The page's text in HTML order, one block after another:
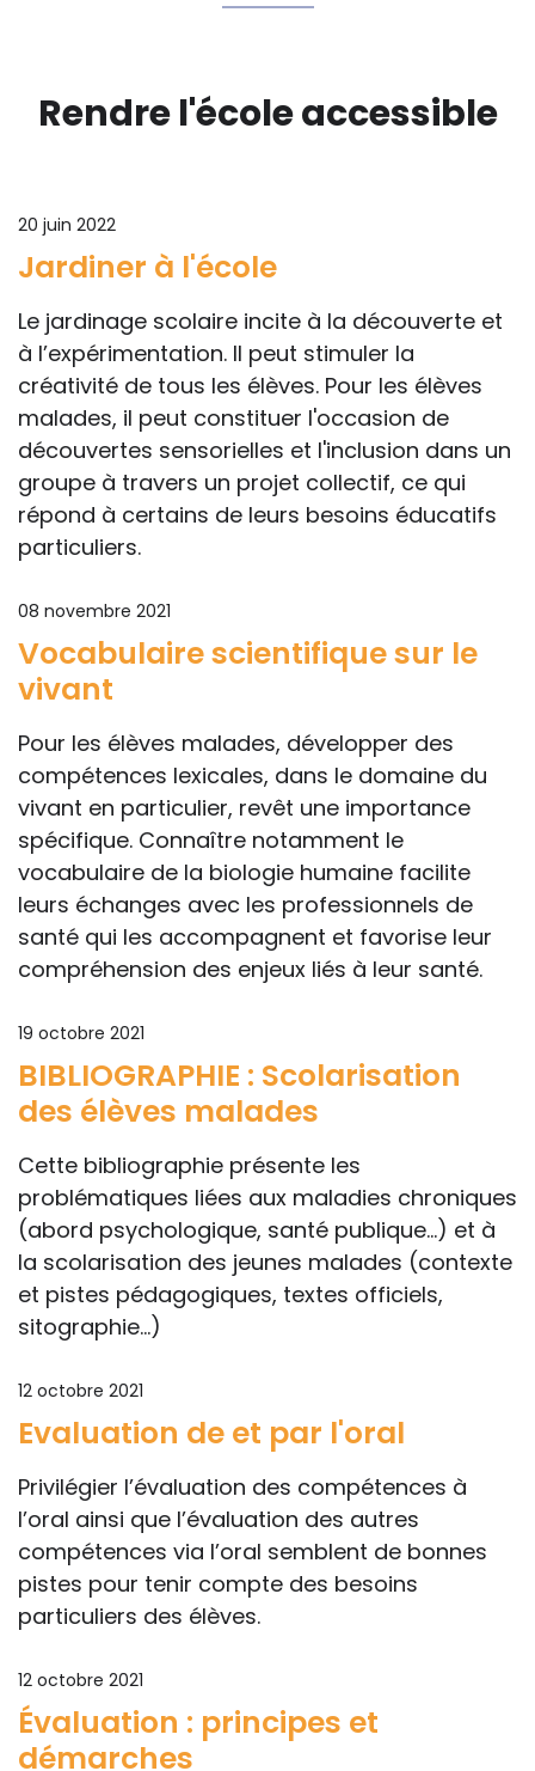
Rendre l'école accessible
20 juin 2022
Jardiner à l'école
Le jardinage scolaire incite à la découverte et
à l’expérimentation. Il peut stimuler la
créativité de tous les élèves. Pour les élèves
malades, il peut constituer l'occasion de
découvertes sensorielles et l'inclusion dans un
groupe à travers un projet collectif, ce qui
répond à certains de leurs besoins éducatifs
particuliers.
08 novembre 2021
Vocabulaire scientifique sur le
vivant
Pour les élèves malades, développer des
compétences lexicales, dans le domaine du
vivant en particulier, revêt une importance
spécifique. Connaître notamment le
vocabulaire de la biologie humaine facilite
leurs échanges avec les professionnels de
santé qui les accompagnent et favorise leur
compréhension des enjeux liés à leur santé.
19 octobre 2021
BIBLIOGRAPHIE : Scolarisation
des élèves malades
Cette bibliographie présente les
problématiques liées aux maladies chroniques
(abord psychologique, santé publique...) et à
la scolarisation des jeunes malades (contexte
et pistes pédagogiques, textes officiels,
sitographie...)
12 octobre 2021
Evaluation de et par l'oral
Privilégier l’évaluation des compétences à
l’oral ainsi que l’évaluation des autres
compétences via l’oral semblent de bonnes
pistes pour tenir compte des besoins
particuliers des élèves.
12 octobre 2021
Évaluation : principes et
démarches